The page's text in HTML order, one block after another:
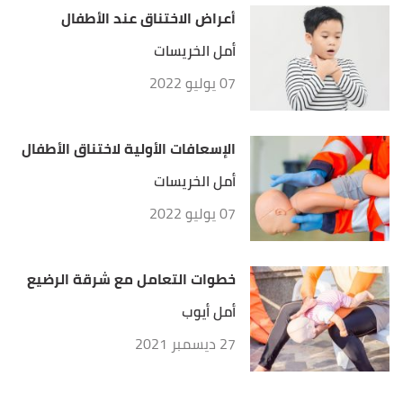
أعراض الاختناق عند الأطفال
أمل الخريسات
07 يوليو 2022
الإسعافات الأولية لاختناق الأطفال
أمل الخريسات
07 يوليو 2022
خطوات التعامل مع شرقة الرضيع
أمل أيوب
27 ديسمبر 2021